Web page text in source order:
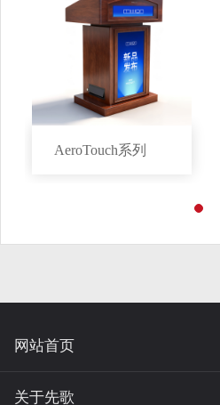
AeroTouch系列
网站首页
关于先歌